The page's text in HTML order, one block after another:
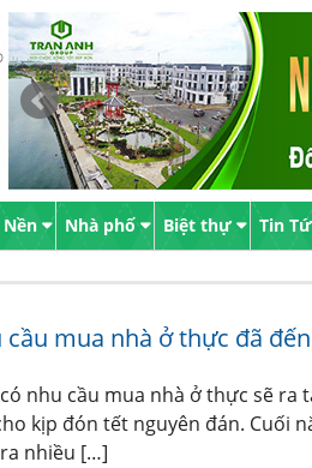
Nhà phố Biệt thự Tin
mua nhà ở thực đã đến
nhu cầu mua nhà ở thực sẽ ra
kịp đón tết nguyên đán. Cuối
nhiều […]